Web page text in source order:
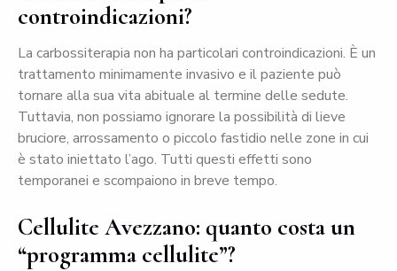
controindicazioni?
La carbossiterapia non ha particolari controindicazioni. È un
trattamento minimamente invasivo e il paziente può
tornare alla sua vita abituale al termine delle sedute.
Tuttavia, non possiamo ignorare la possibilità di lieve
bruciore, arrossamento o piccolo fastidio nelle zone in cui
è stato iniettato l’ago. Tutti questi effetti sono
temporanei e scompaiono in breve tempo.
Cellulite Avezzano: quanto costa un
“programma cellulite”?